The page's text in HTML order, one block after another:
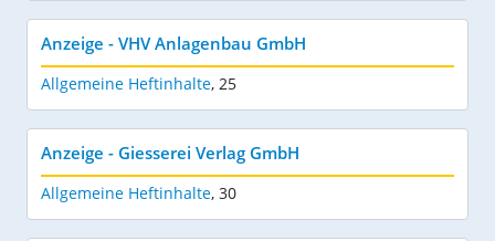
Anzeige - VHV Anlagenbau GmbH
Allgemeine Heftinhalte, 25
Anzeige - Giesserei Verlag GmbH
Allgemeine Heftinhalte, 30